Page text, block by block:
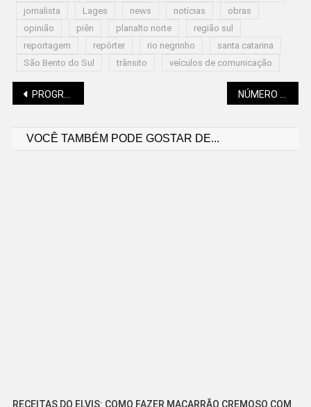
jornalista
Lages news notícias
obras
opinião
piên planalto norte
região sul
reportagem
repórter rio negrinho
santa catarina
São Bento do Sul
trânsito veículos de comunicação
Navegação
PROGRAMA DE ESCOLAS CÍVICO-MILITARES SERÁ ENCERRADO NÚMERO DE TROTES PARA O SAMU AUMENTA
VOCÊ TAMBÉM PODE GOSTAR DE...
RECEITAS DO ELVIS: COMO FAZER MACARRÃO CREMOSO COM